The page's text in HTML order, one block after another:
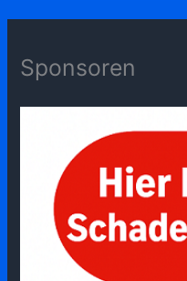
Sponsoren